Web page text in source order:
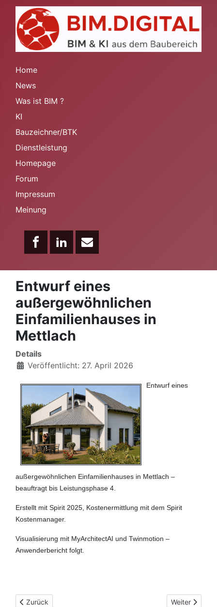
Home
News
Was ist BIM ?
KI
Bauzeichner/BTK
Dienstleistung
Homepage
Forum
Impressum
Meinung
Entwurf eines
außergewöhnlichen
Einfamilienhauses in
Mettlach
Details
Veröffentlicht: 27. April 2026
Entwurf eines
außergewöhnlichen Einfamilienhauses in Mettlach –
beauftragt bis Leistungsphase 4.
Erstellt mit Spirit 2025, Kostenermittlung mit dem Spirit
Kostenmanager.
Visualisierung mit MyArchitectAI und Twinmotion –
Anwenderbericht folgt.
Vorheriger Beitrag: Milliarden für Gaskraftwerke – eine
Zurück Nächster
Weiter